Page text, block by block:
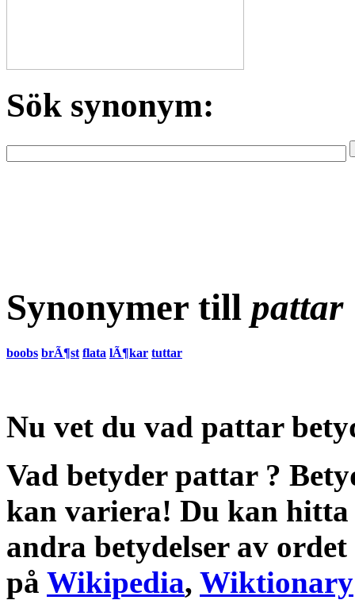
Sök synonym:
Synonymer till pattar
boobs brÃ¶st flata lÃ¶kar tuttar
Nu vet du vad pattar
Vad betyder pattar ?
kan variera! Du kan
andra betydelserav ordet
på Wikipedia, Wiktionary